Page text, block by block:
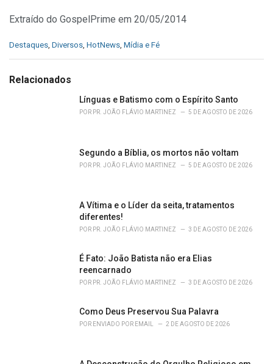
Extraído do GospelPrime em 20/05/2014
C
e
Destaques Diversos HotNews Mídia e Fé
Relacionados
Línguas e Batismo com o Espírito Santo
POR PR. JOÃO FLÁVIO MARTINEZ 5 DE AGOSTO DE 2026
Segundo a Bíblia, os mortos não voltam
POR PR. JOÃO FLÁVIO MARTINEZ 5 DE AGOSTO DE 2026
A Vítima e o Líder da seita, tratamentos
diferentes!
POR PR. JOÃO FLÁVIO MARTINEZ 3 DE AGOSTO DE 2026
É Fato: João Batista não era Elias
reencarnado
POR PR. JOÃO FLÁVIO MARTINEZ 3 DE AGOSTO DE 2026
Como Deus Preservou Sua Palavra
POR ENVIADO POR EMAIL 2 DE AGOSTO DE 2026